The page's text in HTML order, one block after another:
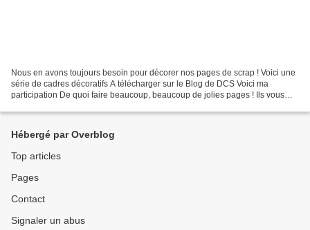
Nous en avons toujours besoin pour décorer nos pages de scrap ! Voici une
série de cadres décoratifs A télécharger sur le Blog de DCS Voici ma
participation De quoi faire beaucoup, beaucoup de jolies pages ! Ils vous
Hébergé par Overblog
Top articles
Pages
Contact
Signaler un abus